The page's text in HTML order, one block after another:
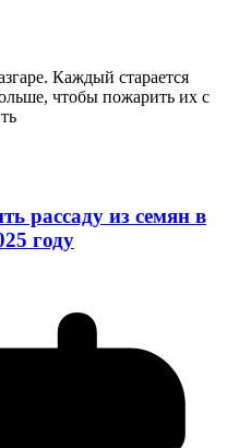
Каждый старается
чтобы пожарить их с
рассаду из семян в
году